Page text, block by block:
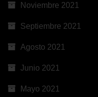
Noviembre 2021
Septiembre 2021
Agosto 2021
Junio 2021
Mayo 2021